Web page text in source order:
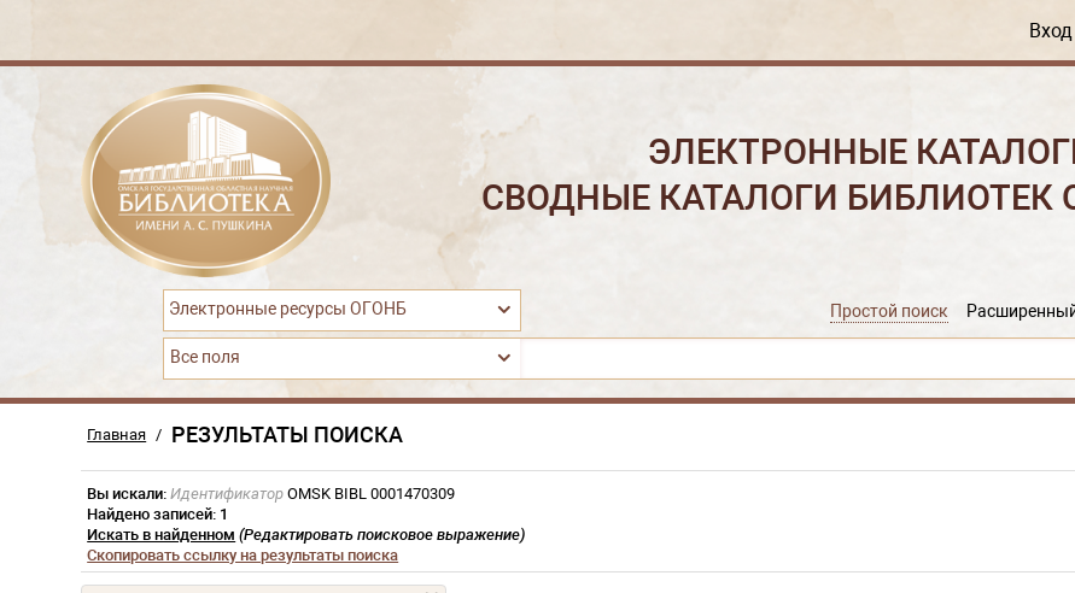
Вход
ЭЛЕКТРОННЫЕ
СВОДНЫЕ КАТАЛОГИ БИБЛИОТЕК
Электронные ресурсы ОГОНБ Простой поиск
Все поля
Главная / РЕЗУЛЬТАТЫ ПОИСКА
Вы искали: Идентификатор OMSK BIBL 0001470309
Найдено записей: 1
Искать в найденном (Редактировать поисковое выражение)
Скопировать ссылку на результаты поиска